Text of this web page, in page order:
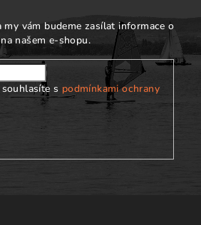
vám budeme zasílat informace o
našem e-shopu.
s podmínkami ochrany